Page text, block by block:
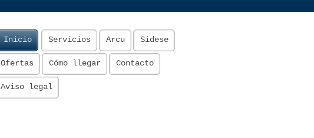
Inicio Servicios Arcu Sidese
Ofertas Cómo llegar Contacto
Aviso legal